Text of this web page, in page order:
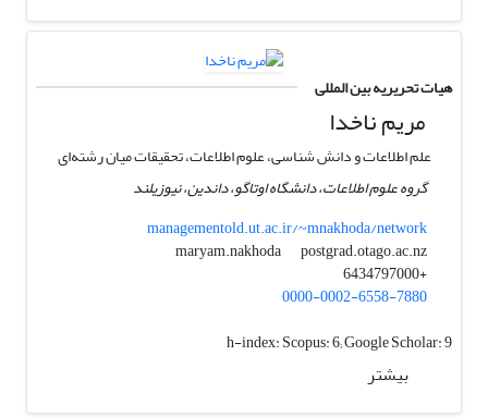
هیات تحریریه بین المللی
مریم ناخدا
علم اطلاعات و دانش شناسی، علوم اطلاعات، تحقیقات میان رشته‌ای
گروه علوم اطلاعات، دانشگاه اوتاگو، داندین، نیوزیلند
managementold.ut.ac.ir/~mnakhoda/network
maryam.nakhoda
postgrad.otago.ac.nz
+6434797000
0000-0002-6558-7880
h-index:Scopus: 6; Google Scholar: 9
بیشتر